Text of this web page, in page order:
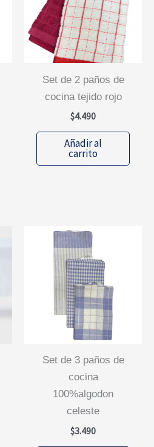
set de 2 paños de
cocina tejido rojo
$4.490
Añadir al
carrito
set de 3 paños de
cocina
100%algodon
celeste
$3.490